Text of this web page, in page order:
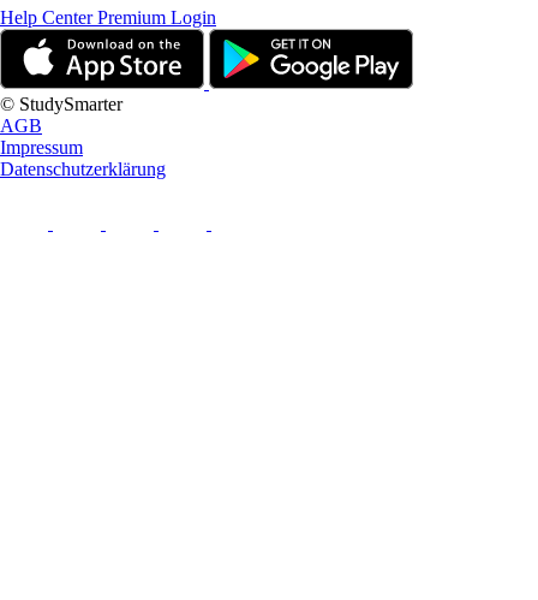
Help CenterPremium Login
© StudySmarter
AGB
Impressum
Datenschutzerklärung